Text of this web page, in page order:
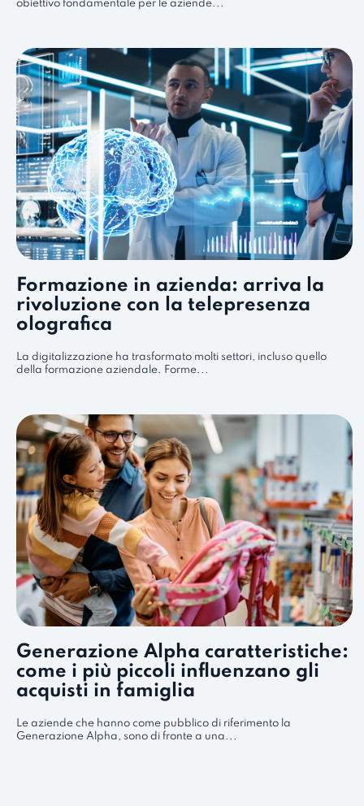
obiettivo fondamentale per le aziende...
Formazione in azienda: arriva la
rivoluzione con la telepresenza
olografica
La digitalizzazione ha trasformato molti settori, incluso quello
della formazione aziendale. Forme...
Generazione Alpha caratteristiche:
come i più piccoli influenzano gli
acquisti in famiglia
Le aziende che hanno come pubblico di riferimento la
Generazione Alpha, sono di fronte a una...